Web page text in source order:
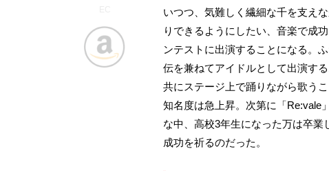
いつつ、気難しく繊細な千を支え
りできるようにしたい、音楽で成
ンテストに出演することになる。
伝を兼ねてアイドルとして出演す
共にステージ上で踊りながら歌う
知名度は急上昇。次第に「Re:vale
な中、高校3年生になった万は卒
成功を祈るのだった。